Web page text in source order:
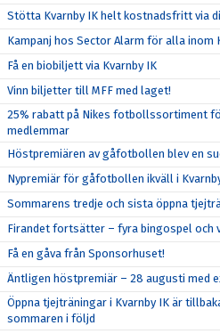
Stötta Kvarnby IK helt kostnadsfritt via
Kampanj hos Sector Alarm för alla inom
Få en biobiljett via Kvarnby IK
Vinn biljetter till MFF med laget!
25% rabatt på Nikes fotbollssortiment
medlemmar
Höstpremiären av gåfotbollen blev en
Nypremiär för gåfotbollen ikväll i
Sommarens tredje och sista öppna
Firandet fortsätter – fyra bingospel och
Få en gåva från Sponsorhuset!
Äntligen höstpremiär – 28 augusti med
Öppna tjejträningar i Kvarnby IK är
sommaren i följd